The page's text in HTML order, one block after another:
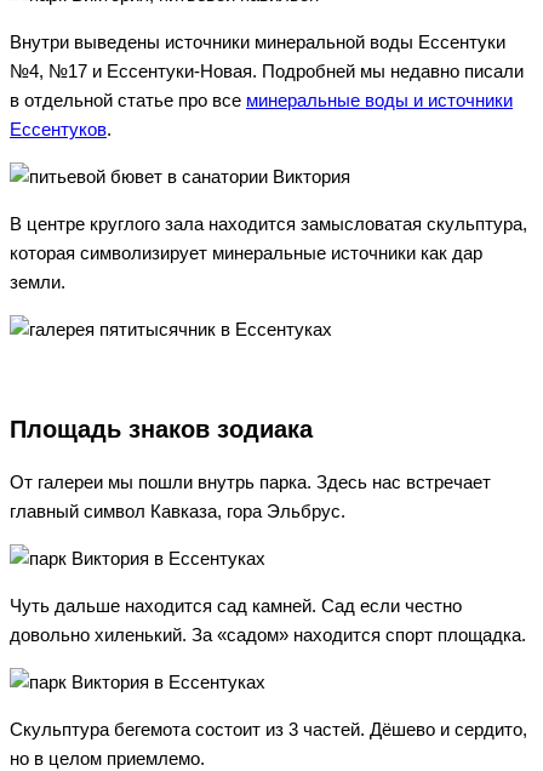
Внутри выведены источники минеральной воды Ессентуки
№4, №17 и Ессентуки-Новая. Подробней мы недавно писали
в отдельной статье про все минеральные воды и источники
Ессентуков.
В центре круглого зала находится замысловатая скульптура,
которая символизирует минеральные источники как дар
земли.
Площадь знаков зодиака
От галереи мы пошли внутрь парка. Здесь нас встречает
главный символ Кавказа, гора Эльбрус.
Чуть дальше находится сад камней. Сад если честно
довольно хиленький. За «садом» находится спорт площадка.
Скульптура бегемота состоит из 3 частей. Дёшево и сердито,
но в целом приемлемо.